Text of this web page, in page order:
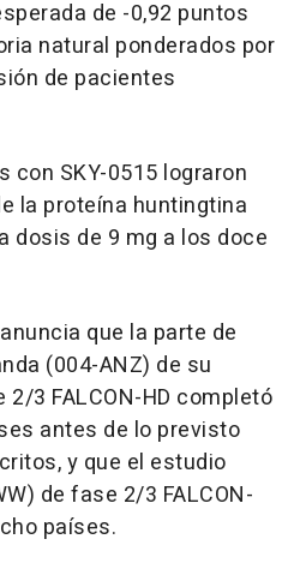
de -0,92 puntos
natural ponderados por
de pacientes
SKY-0515 lograron
la proteína huntingtina
dosis de 9 mg a los doce
que la parte de
(004-ANZ) de su
3 FALCON-HD completó
antes de lo previsto
y que el estudio
de fase 2/3 FALCON-
países.